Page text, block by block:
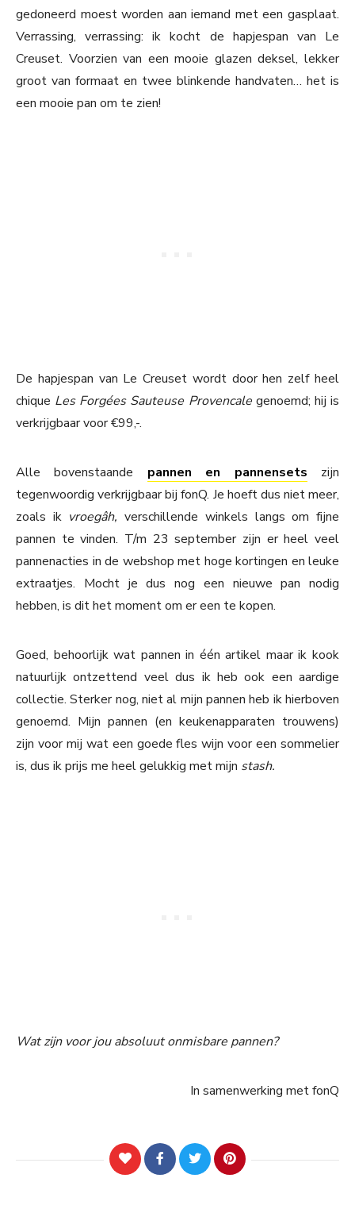
gedoneerd moest worden aan iemand met een gasplaat.
Verrassing, verrassing: ik kocht de hapjespan van Le
Creuset. Voorzien van een mooie glazen deksel, lekker
groot van formaat en twee blinkende handvaten… het is
een mooie pan om te zien!
De hapjespan van Le Creuset wordt door hen zelf heel
chique Les Forgées Sauteuse Provencale genoemd; hij is
verkrijgbaar voor €99,-.
Alle bovenstaande pannen en pannensets zijn
tegenwoordig verkrijgbaar bij fonQ. Je hoeft dus niet meer,
zoals ik vroegâh,verschillende winkels langs om fijne
pannen te vinden. T/m 23 september zijn er heel veel
pannenacties in de webshop met hoge kortingen en leuke
extraatjes. Mocht je dus nog een nieuwe pan nodig
hebben, is dit het moment om er een te kopen.
Goed, behoorlijk wat pannen in één artikel maar ik kook
natuurlijk ontzettend veel dus ik heb ook een aardige
collectie. Sterker nog, niet al mijn pannen heb ik hierboven
genoemd. Mijn pannen (en keukenapparaten trouwens)
zijn voor mij wat een goede fles wijn voor een sommelier
is, dus ik prijs me heel gelukkig met mijn stash.
Wat zijn voor jou absoluut onmisbare pannen?
In samenwerking met fonQ